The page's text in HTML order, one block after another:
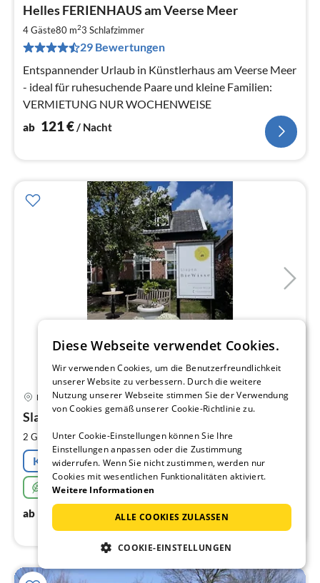
Helles FERIENHAUS am Veerse Meer
4 Gäste80 m23 Schlafzimmer
29 Bewertungen
Entspannender Urlaub in Künstlerhaus am Veerse Meer
- ideal für ruhesuchende Paare und kleine Familien:
VERMIETUNG NUR WOCHENWEISE
ab 121€ / Nacht
9 km von Wolphaartsdijk
Kamperland
Slapen bie Wisse
2 Gäste100 m21Schlafzimmer
Kostenfreie Stornierung
Sehr nachhaltig
ab 125
Diese Webseite verwendet Cookies.
Wir verwenden Cookies, um die Benutzerfreundlichkeit
unserer Website zu verbessern. Durch die weitere
Nutzung unserer Webseite stimmen Sie der Verwendung
von Cookies gemäß unserer Cookie-Richtlinie zu.
Unter Cookie-Einstellungen können Sie Ihre
Einstellungen anpassen oder die Zustimmung
widerrufen. Wenn Sie nicht zustimmen, werden nur
Cookies mit wesentlichen Funktionalitäten aktiviert.
Weitere Informationen
ALLE COOKIES ZULASSEN
COOKIE-EINSTELLUNGEN